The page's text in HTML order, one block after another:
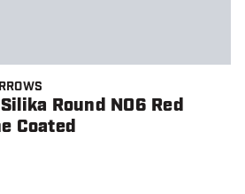
Round NO6 Red
Coated